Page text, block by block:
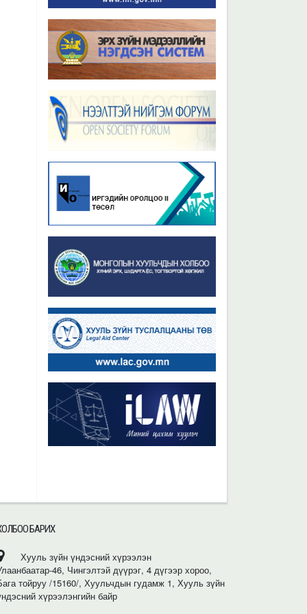
Бүх мэдээ
БАРИХ
Хууль зүйн үндэсний хүрээлэн
46, Чингэлтэй дүүрэг, 4 дүгээр хороо,
тойруу /15160/, Хуульчдын гудамж 1, Хууль зүйн
хүрээлэнгийн байр